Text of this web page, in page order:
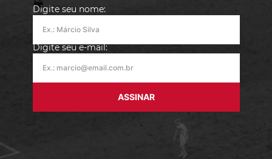
Digite seu nome:
Digite seu e-mail:
ASSINAR